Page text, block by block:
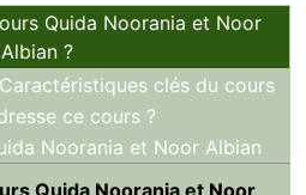
Quida Noorania et Noor
Albian ?
Caractéristiques clés du cours
ce cours ?
Noorania et Noor Albian
Quida Noorania et Noor